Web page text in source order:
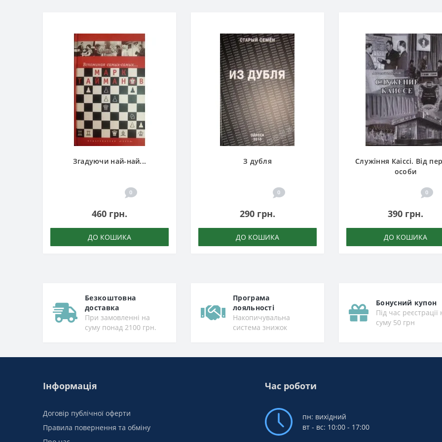
Згадуючи най-най...
0
460 грн.
ДО КОШИКА
З дубля
0
290 грн.
ДО КОШИКА
Служіння Каіссі. Від
особи
0
390 грн.
ДО КОШИКА
Безкоштовна
доставка
При замовленні на
суму понад 2100 грн.
Програма
лояльності
Накопичувальна
система знижок
Бонусний купон
Під час реєстрації
суму 50 грн
Інформація
Договір публічної оферти
Правила повернення та обміну
Час роботи
пн: вихідний
вт - вс: 10:00 - 17:00